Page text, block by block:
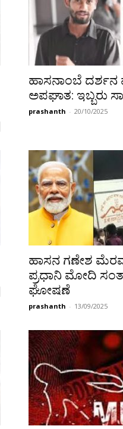
ಹಾಸನಾಂಬೆ ದರ್ಶನ
ಅಪಘಾತ: ಇಬ್ಬರು
prashanth - 20/10/2025
ಹಾಸನ ಗಣೇಶ
ಪ್ರಧಾನಿ ಮೋದಿ
ಘೋಷಣೆ
prashanth - 13/09/2025